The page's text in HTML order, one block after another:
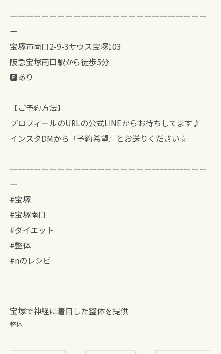
ーーーーーーーーーーーーーーーーーーーーーーーーー
ー
宝塚市南口2-9-3サウス宝塚103
阪急宝塚南口駅から徒歩5分
🅿️あり
【ご予約方法】
プロフィールのURLの公式LINEからお待ちしてます♪
インスタDMから『予約希望』とお送りください☆
ーーーーーーーーーーーーーーーーーーーーーーーーー
ー
#宝塚
#宝塚南口
#ダイエット
#整体
#nのレシピ
宝塚で神経に着目した整体を提供
整体